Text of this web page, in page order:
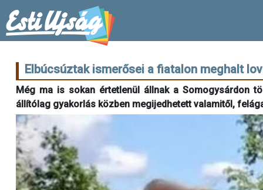
Elbúcsúztak ismerősei a fiatalon meghalt
Még ma is sokan értetlenül állnak a Somogysárdon
állítólag gyakorlás közben megijedhetett valamitől,